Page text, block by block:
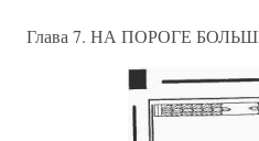
Глава 7. НА ПОРОГЕ